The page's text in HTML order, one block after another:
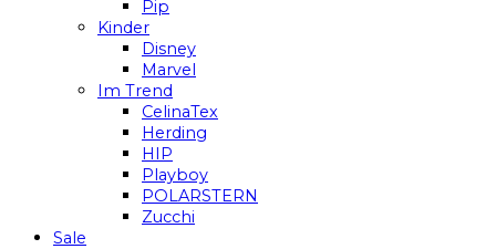
Pip
Kinder
Disney
Marvel
Im Trend
CelinaTex
Herding
HIP
Playboy
POLARSTERN
Zucchi
Sale